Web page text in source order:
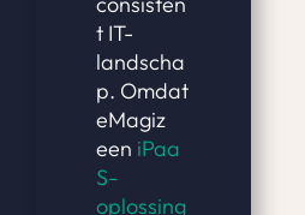
t IT-
landscha
p. Omdat
eMagiz
een iPaa
S-
oplossing